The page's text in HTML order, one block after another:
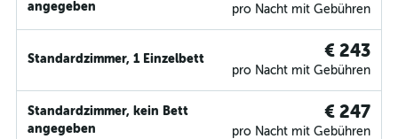
angegeben
pro Nacht mit Gebühren
Standardzimmer, 1 Einzelbett € 243
pro Nacht mit Gebühren
Standardzimmer, kein Bett
angegeben
€ 247
pro Nacht mit Gebühren